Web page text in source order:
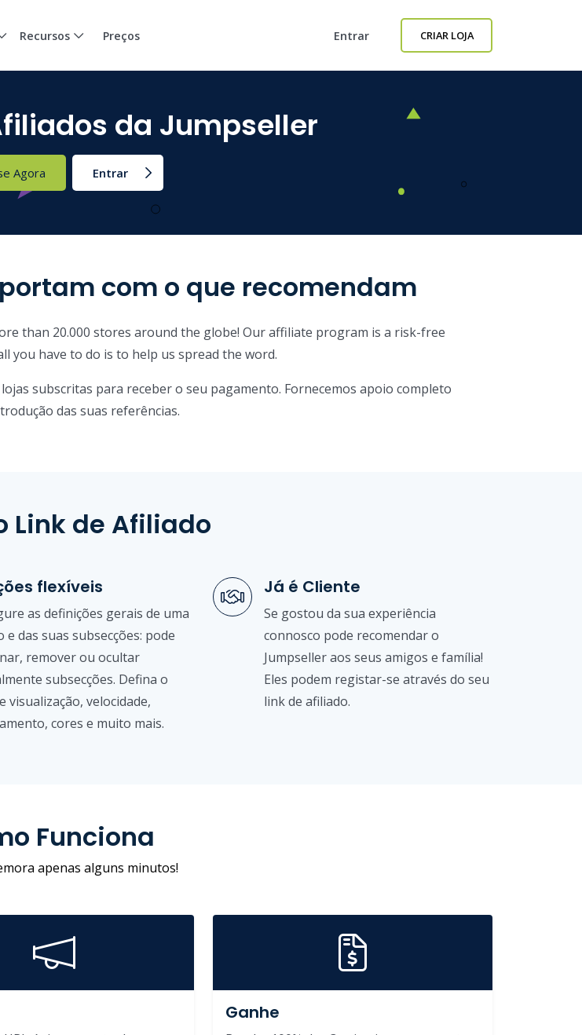
Recursos Preços Entrar CRIAR LOJA
da Jumpseller
Agora Entrar
com o que recomendam
than 20.000 stores around the globe! Our affiliate program is a risk-free
you have to do is to help us spread the word.
subscritas para receber o seu pagamento. Fornecemos apoio completo
das suas referências.
Link de Afiliado
flexíveis
as definições gerais de uma
e das suas subsecções: pode
remover ou ocultar
subsecções. Defina o
visualização, velocidade,
cores e muito mais.
Já é Cliente
Se gostou da sua experiência
connosco pode recomendar o
Jumpseller aos seus amigos e família!
Eles podem registar-se através do seu
link de afiliado.
Funciona
apenas alguns minutos!
Ganhe